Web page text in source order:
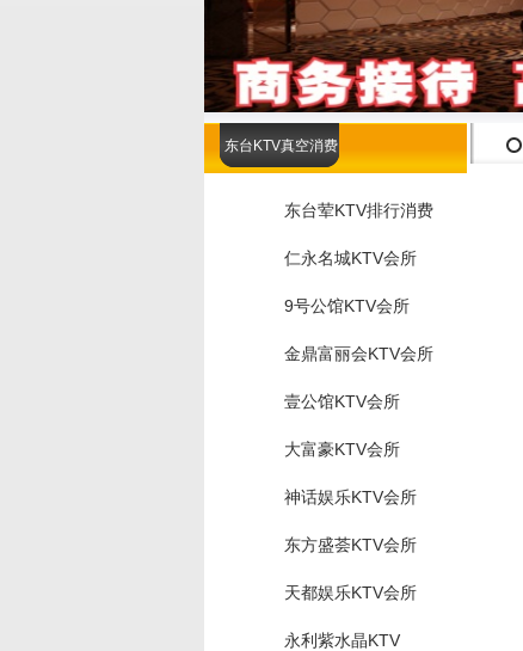
东台KTV真空消费
东台荤KTV排行消费
仁永名城KTV会所
9号公馆KTV会所
金鼎富丽会KTV会所
壹公馆KTV会所
大富豪KTV会所
神话娱乐KTV会所
东方盛荟KTV会所
天都娱乐KTV会所
永利紫水晶KTV